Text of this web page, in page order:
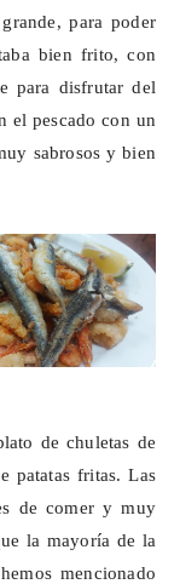
para poder
bien frito, con
para disfrutar del
el pescado con un
sabrosos y bien
de chuletas de
patatas fritas. Las
de comer y muy
la mayoría de la
mencionado